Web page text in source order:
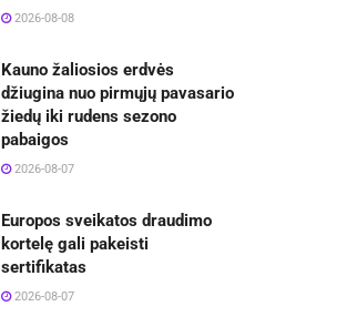
2026-08-08
Kauno žaliosios erdvės
džiugina nuo pirmųjų pavasario
žiedų iki rudens sezono
pabaigos
2026-08-07
Europos sveikatos draudimo
kortelę gali pakeisti
sertifikatas
2026-08-07